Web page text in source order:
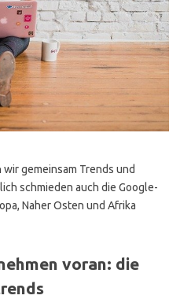
gemeinsam Trends und
schmieden auch die Google-
Naher Osten und Afrika
voran: die